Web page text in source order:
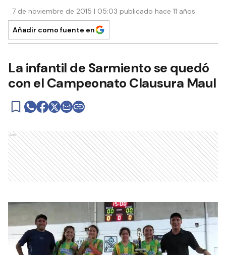
7 de noviembre de 2015 | 05:03 publicado hace 11 años
Añadir como fuente en
La infantil de Sarmiento se quedó
con el Campeonato Clausura Maul
Ads